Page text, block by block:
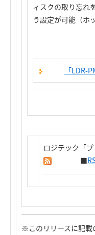
ィスクの取り忘れ
う設定が可能（ホ
「LDR-
ロジテック「
■
※このリリースに記載